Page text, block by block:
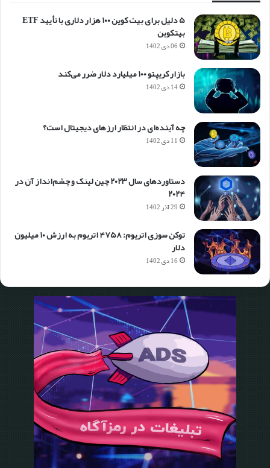
۵ دلیل برای بیت کوین ۱۰۰ هزار دلاری با تأیید ETF
بیتکوین
06 دی 1402
بازار کریپتو ۱۰۰ میلیارد دلار ضرر می‌کند
14 دی 1402
چه آینده‌ای در انتظار ارزهای دیجیتال است؟
11 دی 1402
دستاوردهای سال ۲۰۲۳ چین لینک و چشم‌انداز آن در
۲۰۲۴
29 آذر 1402
توکن سوزی اتریوم: ۴۷۵۸ اتریوم به ارزش ۱۰ میلیون
دلار
16 دی 1402